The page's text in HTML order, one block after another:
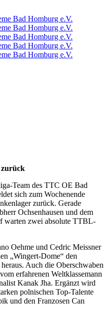
zurück
Team des TTC OE Bad
sich zum Wochenende
zurück. Gerade
Ochsenhausen und dem
warten zwei absolute TTBL-
Oehme und Cedric Meissner
„Wingert-Dome“ den
Auch die Oberschwaben
erfahrenen Weltklassemann
Kanak Jha. Ergänzt wird
polnischen Top-Talente
und den Franzosen Can